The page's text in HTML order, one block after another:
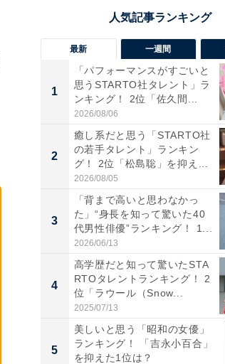
最新 一週間
1
「パフォーマンスがすごいと
思うSTARTO社タレント」ラ
ンキング！ 2位「佐久間...
2026/08/06
2
癒し系だと思う「STARTO社
の若手タレント」ランキン
グ！ 2位「松島聡」を抑え...
2026/08/05
3
「背まで高いと思わなかっ
た」“身長を知って驚いた40
代男性俳優”ランキング！ 1...
2026/06/13
4
高学歴だと知って驚いたSTA
RTOタレントランキング！ 2
位「ラウール（Snow...
2025/07/13
5
美しいと思う「昭和の女優」
ランキング！ 「吉永小百合」
を抑えた1位は？